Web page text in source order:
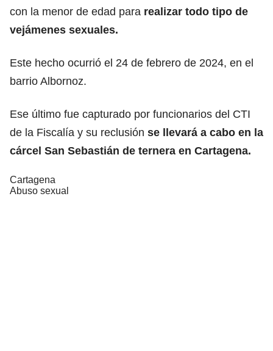
con la menor de edad para realizar todo tipo de
vejámenes sexuales.
Este hecho ocurrió el 24 de febrero de 2024, en el
barrio Albornoz.
Ese último fue capturado por funcionarios del CTI
de la Fiscalía y su reclusión se llevará a cabo en la
cárcel San Sebastián de ternera en Cartagena.
Cartagena
Abuso sexual